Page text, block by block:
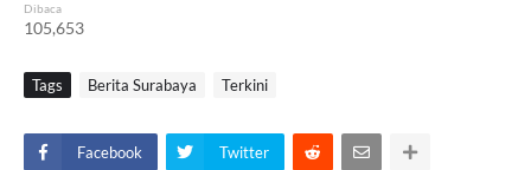
Dibaca
105,653
Tags Berita Surabaya Terkini
Facebook Twitter